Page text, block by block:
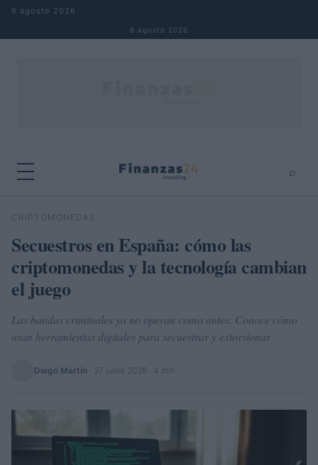
Saltar al contenido
6 agosto 2026
6 agosto 2026
⌕
Buscar
CRIPTOMONEDAS
Secuestros en España: cómo las
criptomonedas y la tecnología cambian
el juego
Las bandas criminales ya no operan como antes. Conoce cómo
usan herramientas digitales para secuestrar y extorsionar
Diego Martín 27 junio 2026 · 4 min